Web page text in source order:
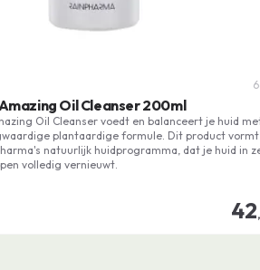
Oil Cleanser 200ml
Oil Cleanser voedt en balanceert je huid
plantaardige formule. Dit product vormt
natuurlijk huidprogramma, dat je huid in
volledig vernieuwt.
42